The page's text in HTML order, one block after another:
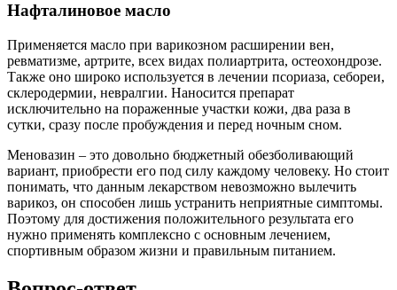
Нафталиновое масло
Применяется масло при варикозном расширении вен,
ревматизме, артрите, всех видах полиартрита, остеохондрозе.
Также оно широко используется в лечении псориаза, себореи,
склеродермии, невралгии. Наносится препарат
исключительно на пораженные участки кожи, два раза в
сутки, сразу после пробуждения и перед ночным сном.
Меновазин – это довольно бюджетный обезболивающий
вариант, приобрести его под силу каждому человеку. Но стоит
понимать, что данным лекарством невозможно вылечить
варикоз, он способен лишь устранить неприятные симптомы.
Поэтому для достижения положительного результата его
нужно применять комплексно с основным лечением,
спортивным образом жизни и правильным питанием.